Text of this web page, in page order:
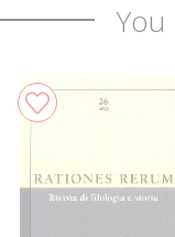
You